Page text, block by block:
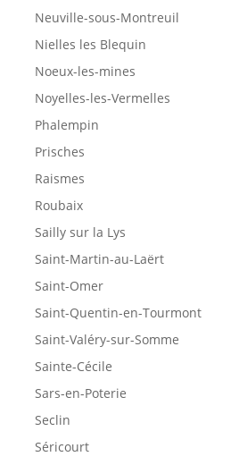
Neuville-sous-Montreuil
Nielles les Blequin
Noeux-les-mines
Noyelles-les-Vermelles
Phalempin
Prisches
Raismes
Roubaix
Sailly sur la Lys
Saint-Martin-au-Laërt
Saint-Omer
Saint-Quentin-en-Tourmont
Saint-Valéry-sur-Somme
Sainte-Cécile
Sars-en-Poterie
Seclin
Séricourt